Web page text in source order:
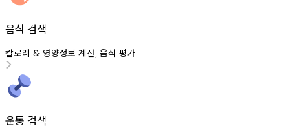
음식 검색
칼로리 & 영양정보 계산, 음식 평가
운동 검색